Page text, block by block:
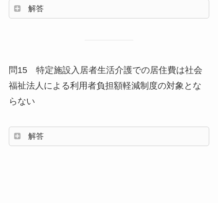
解答
問15 特定施設入居者生活介護での居住費は社会
福祉法人による利用者負担額軽減制度の対象とな
らない
解答